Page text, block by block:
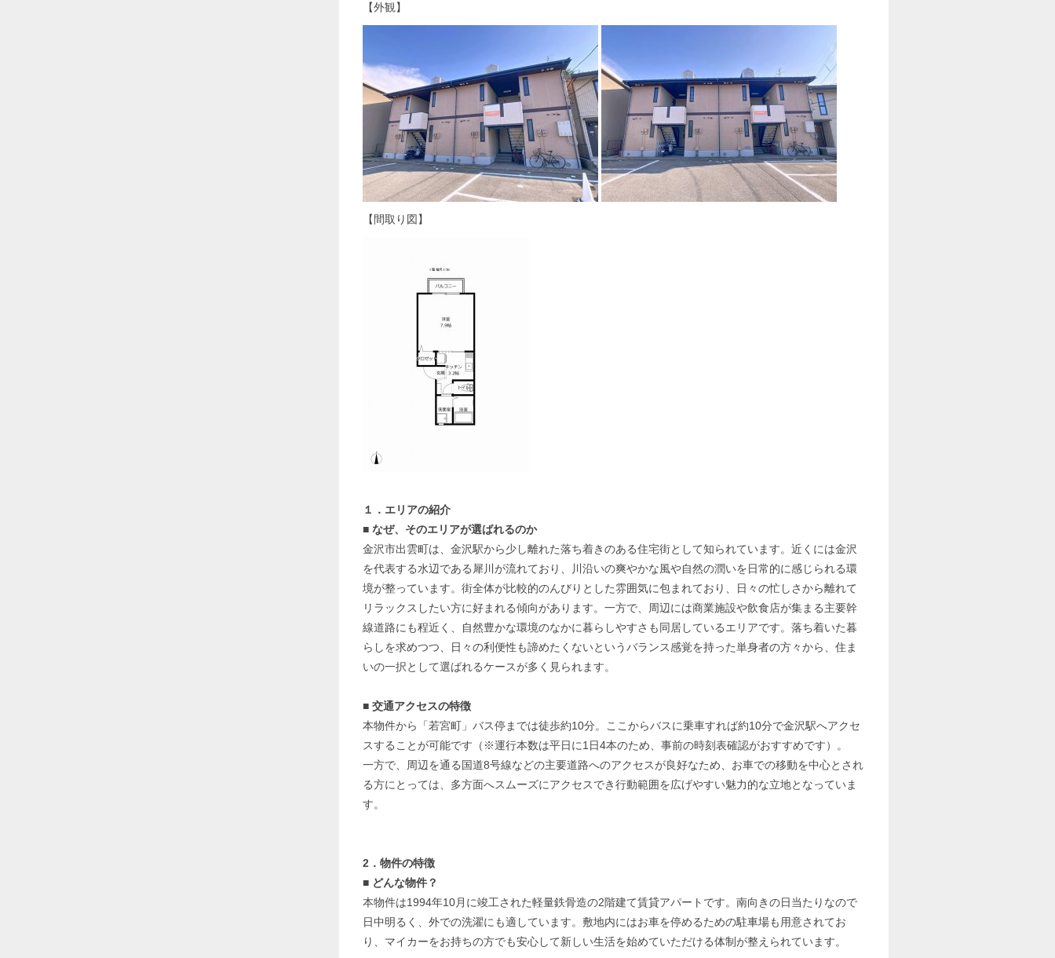
【外観】
【間取り図】
１．エリアの紹介
■ なぜ、そのエリアが選ばれるのか
金沢市出雲町は、金沢駅から少し離れた落ち着きのある住宅街として知られています。近くには金沢
を代表する水辺である犀川が流れており、川沿いの爽やかな風や自然の潤いを日常的に感じられる環
境が整っています。街全体が比較的のんびりとした雰囲気に包まれており、日々の忙しさから離れて
リラックスしたい方に好まれる傾向があります。一方で、周辺には商業施設や飲食店が集まる主要幹
線道路にも程近く、自然豊かな環境のなかに暮らしやすさも同居しているエリアです。落ち着いた暮
らしを求めつつ、日々の利便性も諦めたくないというバランス感覚を持った単身者の方々から、住ま
いの一択として選ばれるケースが多く見られます。
■ 交通アクセスの特徴
本物件から「若宮町」バス停までは徒歩約10分。ここからバスに乗車すれば約10分で金沢駅へアクセ
スすることが可能です（※運行本数は平日に1日4本のため、事前の時刻表確認がおすすめです）。
一方で、周辺を通る国道8号線などの主要道路へのアクセスが良好なため、お車での移動を中心とされ
る方にとっては、多方面へスムーズにアクセスでき行動範囲を広げやすい魅力的な立地となっていま
す。
2．物件の特徴
■ どんな物件？
本物件は1994年10月に竣工された軽量鉄骨造の2階建て賃貸アパートです。南向きの日当たりなので
日中明るく、外での洗濯にも適しています。敷地内にはお車を停めるための駐車場も用意されてお
り、マイカーをお持ちの方でも安心して新しい生活を始めていただける体制が整えられています。